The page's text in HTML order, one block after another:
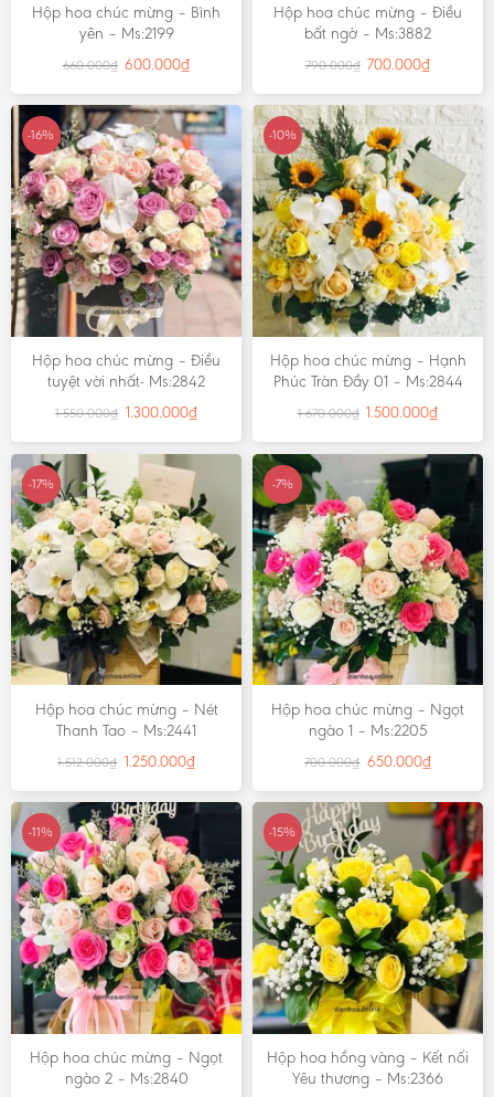
Hộp hoa chúc mừng – Bình
yên – Ms:2199
660.000₫ 600.000₫
Hộp hoa chúc mừng – Điều
bất ngờ – Ms:3882
790.000₫ 700.000₫
-16%
Hộp hoa chúc mừng – Điều
tuyệt vời nhất- Ms:2842
1.550.000₫ 1.300.000₫
-10%
Hộp hoa chúc mừng – Hạnh
Phúc Tràn Đầy 01 – Ms:2844
1.670.000₫ 1.500.000₫
-17%
Hộp hoa chúc mừng – Nét
Thanh Tao – Ms:2441
1.512.000₫ 1.250.000₫
-7%
Hộp hoa chúc mừng – Ngọt
ngào 1 – Ms:2205
700.000₫ 650.000₫
-11%
Hộp hoa chúc mừng – Ngọt
ngào 2 – Ms:2840
-15%
Hộp hoa hồng vàng – Kết nối
Yêu thương – Ms:2366